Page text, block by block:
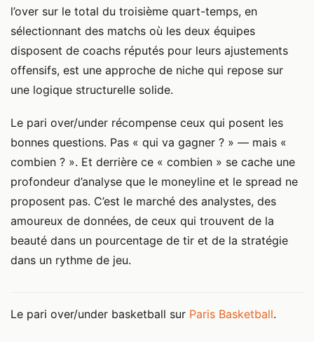
l’over sur le total du troisième quart-temps, en
sélectionnant des matchs où les deux équipes
disposent de coachs réputés pour leurs ajustements
offensifs, est une approche de niche qui repose sur
une logique structurelle solide.
Le pari over/under récompense ceux qui posent les
bonnes questions. Pas « qui va gagner ? » — mais «
combien ? ». Et derrière ce « combien » se cache une
profondeur d’analyse que le moneyline et le spread ne
proposent pas. C’est le marché des analystes, des
amoureux de données, de ceux qui trouvent de la
beauté dans un pourcentage de tir et de la stratégie
dans un rythme de jeu.
Le pari over/under basketball sur Paris Basketball.